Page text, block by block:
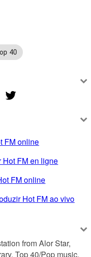
40
FM online
Hot FM en ligne
FM online
Hot FM ao vivo
from Alor Star,
Top 40/Pop music.